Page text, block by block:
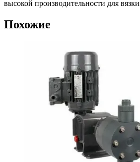
высокой производительности для
Похожие